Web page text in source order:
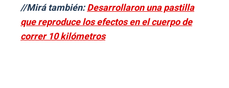
//Mirá también:Desarrollaron una pastilla
que reproduce los efectos en el cuerpo de
correr 10 kilómetros